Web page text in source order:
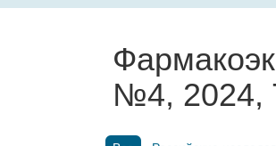
№4, 2024,